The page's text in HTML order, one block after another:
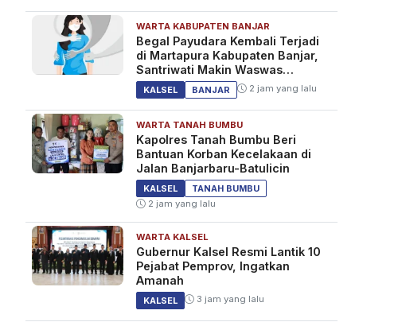
WARTA KABUPATEN BANJAR
Begal Payudara Kembali Terjadi
di Martapura Kabupaten Banjar,
Santriwati Makin Waswas
Melintas
KALSEL BANJAR 2 jam yang lalu
WARTA TANAH BUMBU
Kapolres Tanah Bumbu Beri
Bantuan Korban Kecelakaan di
Jalan Banjarbaru-Batulicin
KALSEL
TANAH BUMBU
2 jam yang lalu
WARTA KALSEL
Gubernur Kalsel Resmi Lantik 10
Pejabat Pemprov, Ingatkan
Amanah
KALSEL 3 jam yang lalu